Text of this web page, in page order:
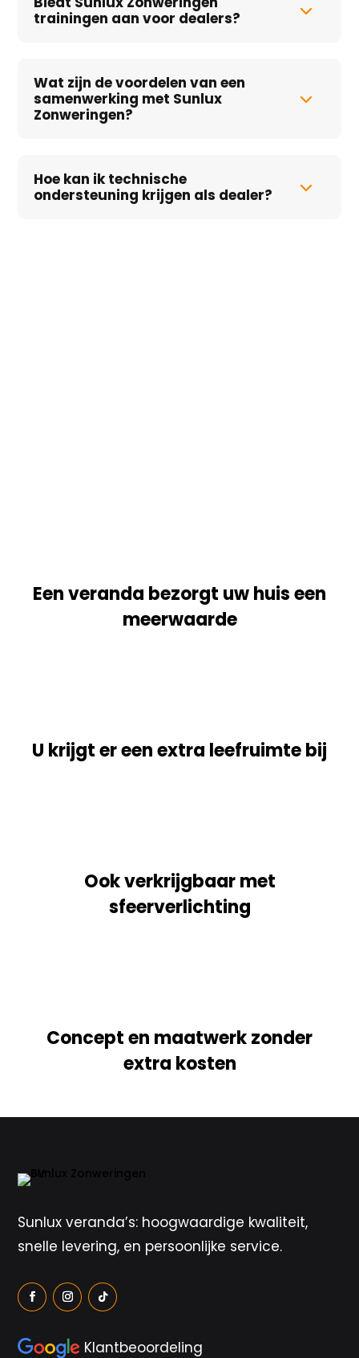
trainingen aan voor dealers?
Wat zijn de voordelen van een
samenwerking met Sunlux
Zonweringen?
Hoe kan ik technische
ondersteuning krijgen als dealer?
Een veranda bezorgt uw huis een
meerwaarde
U krijgt er een extra leefruimte bij
Ook verkrijgbaar met
sfeerverlichting
Concept en maatwerk zonder
extra kosten
Sunlux veranda’s: hoogwaardige kwaliteit,
snelle levering, en persoonlijke service.
Klantbeoordeling